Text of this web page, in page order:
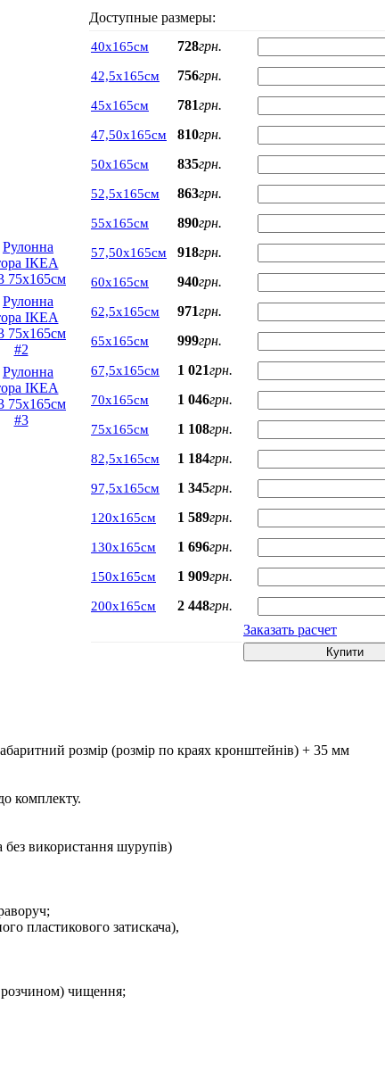
Доступные размеры:
40х165см 728грн.
42,5х165см 756грн.
45х165см 781грн.
47,50х165см 810грн.
50х165см 835грн.
52,5х165см 863грн.
55х165см 890грн.
57,50х165см 918грн.
60х165см 940грн.
62,5х165см 971грн.
65х165см 999грн.
67,5х165см 1 021грн.
70х165см 1 046грн.
75х165см 1 108грн.
82,5х165см 1 184грн.
97,5х165см 1 345грн.
120х165см 1 589грн.
130х165см 1 696грн.
150х165см 1 909грн.
200х165см 2 448грн.
Заказать расчет
Купити
розмір (розмір по краях кронштейнів) + 35 мм
комплекту.
без використання шурупів)
пластикового затискача),
розчином) чищення;